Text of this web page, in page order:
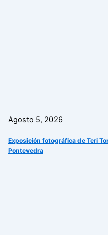
Agosto 5, 2026
Exposición fotográfica de Teri
Pontevedra